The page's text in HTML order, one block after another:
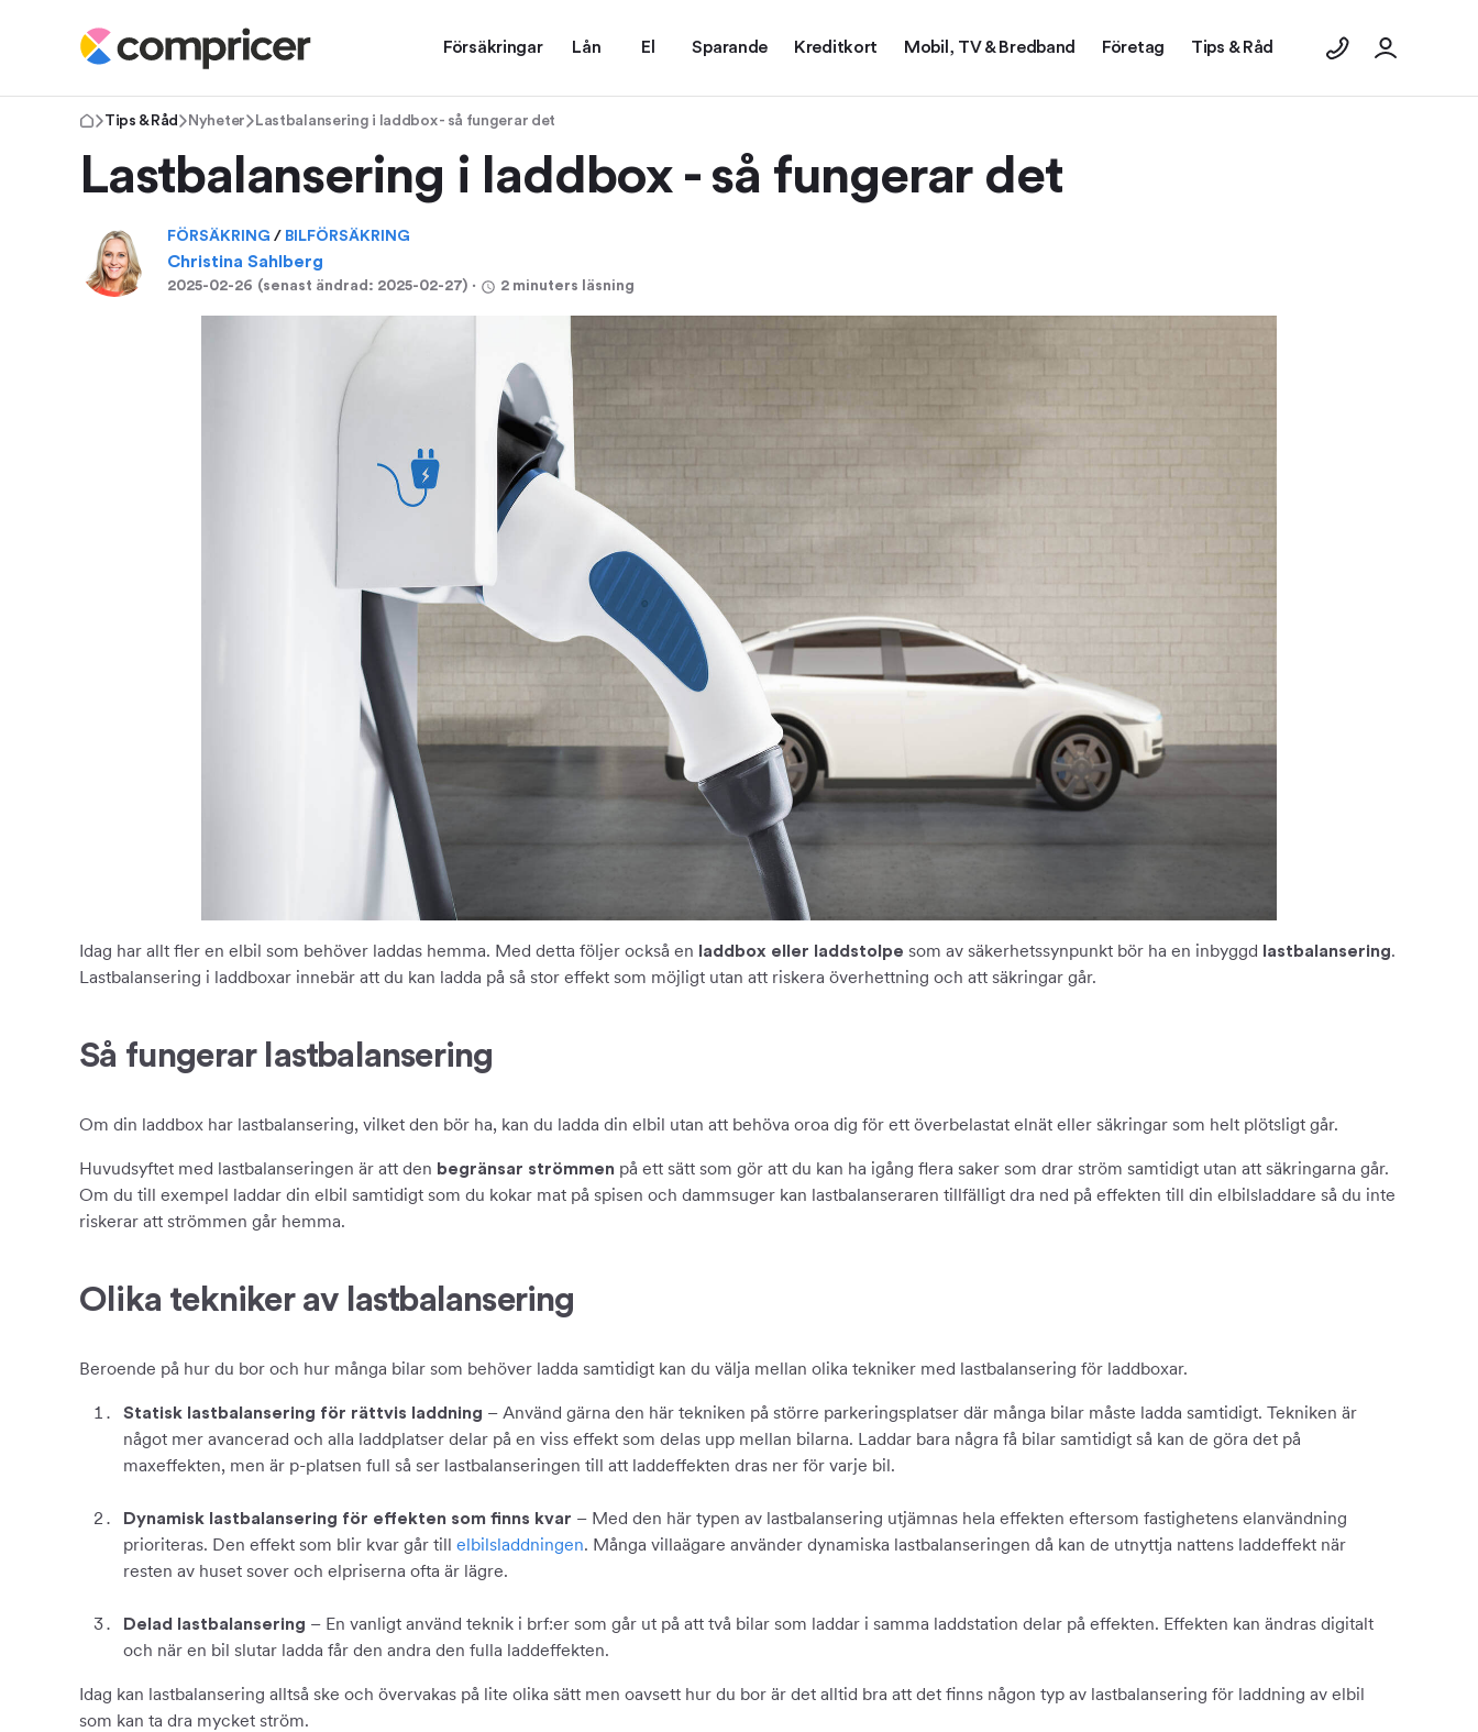
Försäkringar Lån El Sparande Kreditkort Mobil, TV & Bredband Företag Tips & Råd
Tips & Råd Nyheter Lastbalansering i laddbox - så fungerar det
Lastbalansering i laddbox - så fungerar det
FÖRSÄKRING / BILFÖRSÄKRING
Christina Sahlberg
2025-02-26 (senast ändrad: 2025-02-27) ⋅ 2 minuters läsning
Idag har allt fler en elbil som behöver laddas hemma. Med detta följer också en laddbox eller laddstolpe som av säkerhetssynpunkt bör ha en inbyggd lastbalansering.
Lastbalansering i laddboxar innebär att du kan ladda på så stor effekt som möjligt utan att riskera överhettning och att säkringar går.
Så fungerar lastbalansering
Om din laddbox har lastbalansering, vilket den bör ha, kan du ladda din elbil utan att behöva oroa dig för ett överbelastat elnät eller säkringar som helt plötsligt går.
Huvudsyftet med lastbalanseringen är att den begränsar strömmen på ett sätt som gör att du kan ha igång flera saker som drar ström samtidigt utan att säkringarna går.
Om du till exempel laddar din elbil samtidigt som du kokar mat på spisen och dammsuger kan lastbalanseraren tillfälligt dra ned på effekten till din elbilsladdare så du inte
riskerar att strömmen går hemma.
Olika tekniker av lastbalansering
Beroende på hur du bor och hur många bilar som behöver ladda samtidigt kan du välja mellan olika tekniker med lastbalansering för laddboxar.
Statisk lastbalansering för rättvis laddning – Använd gärna den här tekniken på större parkeringsplatser där många bilar måste ladda samtidigt. Tekniken är
något mer avancerad och alla laddplatser delar på en viss effekt som delas upp mellan bilarna. Laddar bara några få bilar samtidigt så kan de göra det på
maxeffekten, men är p-platsen full så ser lastbalanseringen till att laddeffekten dras ner för varje bil.
Dynamisk lastbalansering för effekten som finns kvar – Med den här typen av lastbalansering utjämnas hela effekten eftersom fastighetens elanvändning
prioriteras. Den effekt som blir kvar går till elbilsladdningen. Många villaägare använder dynamiska lastbalanseringen då kan de utnyttja nattens laddeffekt när
resten av huset sover och elpriserna ofta är lägre.
Delad lastbalansering – En vanligt använd teknik i brf:er som går ut på att två bilar som laddar i samma laddstation delar på effekten. Effekten kan ändras digitalt
och när en bil slutar ladda får den andra den fulla laddeffekten.
Idag kan lastbalansering alltså ske och övervakas på lite olika sätt men oavsett hur du bor är det alltid bra att det finns någon typ av lastbalansering för laddning av elbil
som kan ta dra mycket ström.